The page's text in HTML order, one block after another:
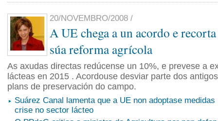
20/NOVEMBRO/2008 /
A UE chega a un acordo e
súa reforma agrícola
As axudas directas redúcense un 10%, e prevese a
lácteas en 2015 . Acordouse desviar parte dos
plans de preservación do campo.
Suárez Canal lamenta que a UE non adoptase
crise no sector lácteo